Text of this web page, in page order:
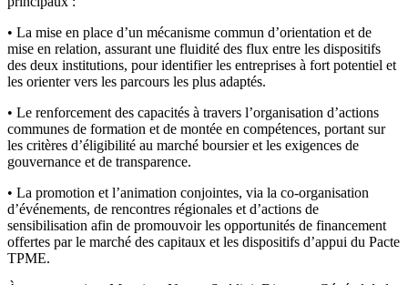
• La mise en place d’un mécanisme commun d’orientation et de
mise en relation, assurant une fluidité des flux entre les dispositifs
des deux institutions, pour identifier les entreprises à fort potentiel et
les orienter vers les parcours les plus adaptés.
• Le renforcement des capacités à travers l’organisation d’actions
communes de formation et de montée en compétences, portant sur
les critères d’éligibilité au marché boursier et les exigences de
gouvernance et de transparence.
• La promotion et l’animation conjointes, via la co-organisation
d’événements, de rencontres régionales et d’actions de
sensibilisation afin de promouvoir les opportunités de financement
offertes par le marché des capitaux et les dispositifs d’appui du Pacte
TPME.